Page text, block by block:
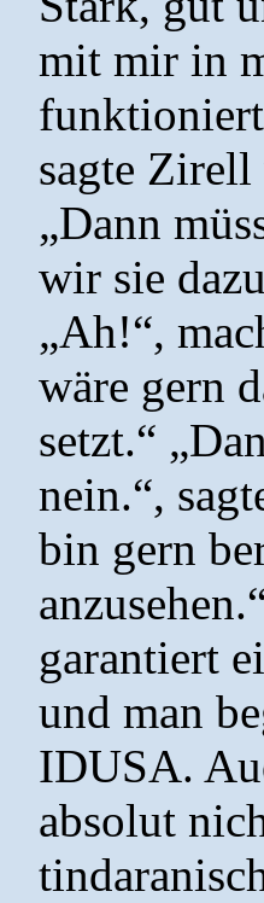
mit mir in
funktioniert
sagte
„Dann
wir sie
„Ah!“,
wäre gern
setzt.“
nein.“,
bin gern
garantiert
und man
IDUSA.
absolut